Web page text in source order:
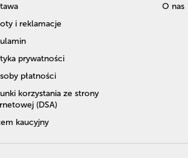
i reklamacje
prywatności
płatności
korzystania ze strony
(DSA)
kaucyjny
O nas